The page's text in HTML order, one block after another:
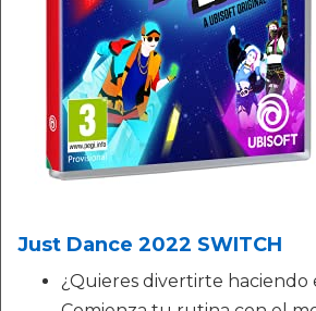
Just Dance 2022 SWITCH
¿Quieres divertirte haciendo